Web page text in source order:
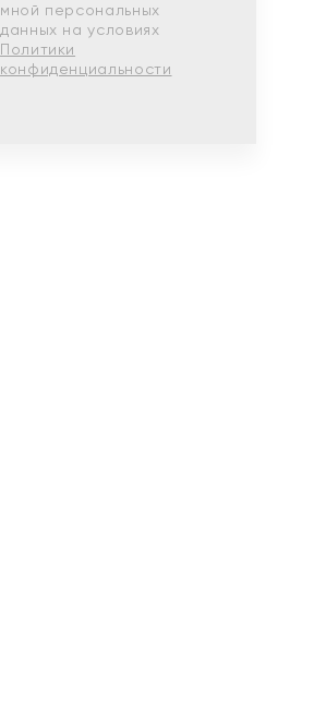
мной персональных
данных на условиях
Политики
конфиденциальности